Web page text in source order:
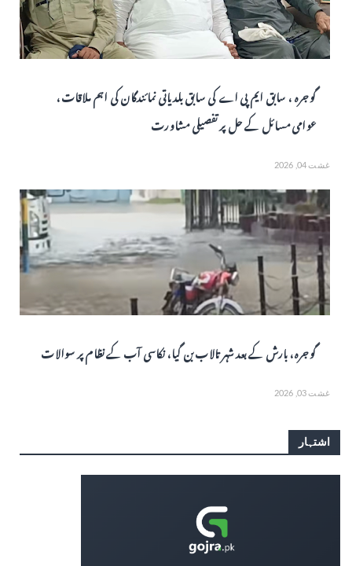
گوجرہ ، سابق ایم پی اے کی سابق بلدیاتی نمائندگان کی اہم ملاقات،
عوامی مسائل کے حل پر تفصیلی مشاورت
غشت 04, 2026
گوجرہ، بارش کے بعد شہر تالاب بن گیا، نکاسی آب کے نظام پر سوالات
غشت 03, 2026
اشتہار